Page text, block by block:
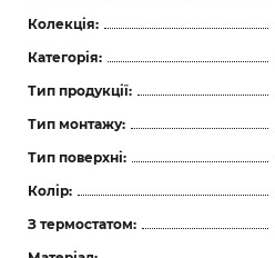
Колекція:
Категорія:
Тип продукції:
Тип монтажу:
Тип поверхні:
Колір:
З термостатом: